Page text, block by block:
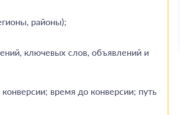
районы);
ключевых слов, объявлений и
время до конверсии; путь